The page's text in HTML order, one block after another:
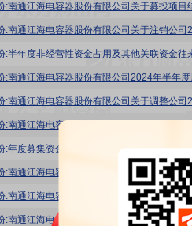
:南通江海电容器股份有限公司关于注销公
:半年度非经营性资金占用及其他关联资金往
:南通江海电容器股份有限公司2024年半年
:南通江海电容器股份有限公司关于调整公
:南通江海电容器股份有限公司关于使用闲
:年度募集资金使用情况专项说明
:南通江海电容器股份有限公司关于使用部